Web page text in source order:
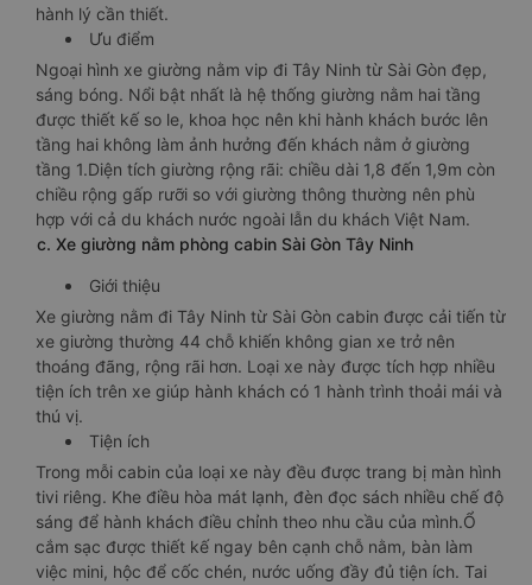
hành lý cần thiết.
Ưu điểm
Ngoại hình xe giường nằm vip đi Tây Ninh từ Sài Gòn đẹp,
sáng bóng. Nổi bật nhất là hệ thống giường nằm hai tầng
được thiết kế so le, khoa học nên khi hành khách bước lên
tầng hai không làm ảnh hưởng đến khách nằm ở giường
tầng 1.Diện tích giường rộng rãi: chiều dài 1,8 đến 1,9m còn
chiều rộng gấp rưỡi so với giường thông thường nên phù
hợp với cả du khách nước ngoài lẫn du khách Việt Nam.
c. Xe giường nằm phòng cabin Sài Gòn Tây Ninh
Giới thiệu
Xe giường nằm đi Tây Ninh từ Sài Gòn cabin được cải tiến từ
xe giường thường 44 chỗ khiến không gian xe trở nên
thoáng đãng, rộng rãi hơn. Loại xe này được tích hợp nhiều
tiện ích trên xe giúp hành khách có 1 hành trình thoải mái và
thú vị.
Tiện ích
Trong mỗi cabin của loại xe này đều được trang bị màn hình
tivi riêng. Khe điều hòa mát lạnh, đèn đọc sách nhiều chế độ
sáng để hành khách điều chỉnh theo nhu cầu của mình.Ổ
cắm sạc được thiết kế ngay bên cạnh chỗ nằm, bàn làm
việc mini, hộc để cốc chén, nước uống đầy đủ tiện ích. Tai